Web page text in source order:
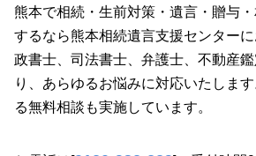
熊本で相続・生前対策・遺言・贈与
するなら熊本相続遺言支援センター
政書士、司法書士、弁護士、不動産
り、あらゆるお悩みに対応いたしま
る無料相談も実施しています。